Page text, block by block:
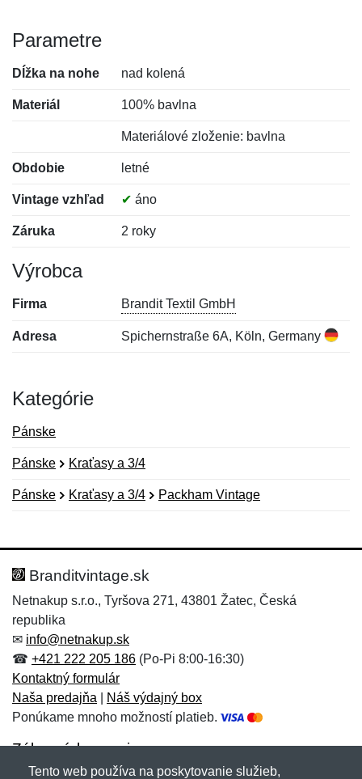
Parametre
Dĺžka na nohe nad kolená
Materiál 100% bavlna
Materiálové zloženie: bavlna
Obdobie letné
Vintage vzhľad ✔ áno
Záruka 2 roky
Výrobca
Firma Brandit Textil GmbH
Adresa Spichernstraße 6A, Köln, Germany
Kategórie
Pánske
Pánske Kraťasy a 3/4
Pánske Kraťasy a 3/4 Packham Vintage
Hodnotenie:
Meno:*
E-mail:
Meno:
E-mail:*
Správa*
Branditvintage.sk
Netnakup s.r.o., Tyršova 271, 43801 Žatec, Česká
republika
✉ info@netnakup.sk
☎ +421 222 205 186 (Po-Pi 8:00-16:30)
Kontaktný formulár
Naša predajňa
Náš výdajný box
Ponúkame mnoho možností platieb.
Zákaznícky servis
Novinky emailom
Tento web používa na poskytovanie služieb,